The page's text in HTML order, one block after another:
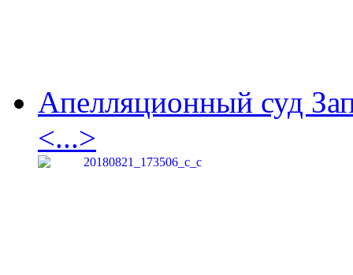
Апелляционный суд
<...>